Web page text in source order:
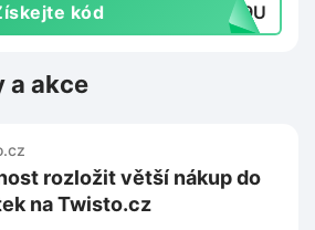
kód 439U
a akce
rozložit větší nákup do
na Twisto.cz